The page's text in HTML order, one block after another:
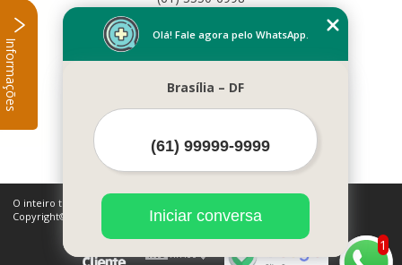
Home
Serviços
Contato
Mais Serviços
O inteiro teor deste site está sujeito à proteção de direitos autorais.
Copyright© Cetfisio (Lei 9610 de 19/02/1998)
1
Olá! Fale agora pelo WhatsApp.
Brasília – DF
Iniciar conversa
Informações